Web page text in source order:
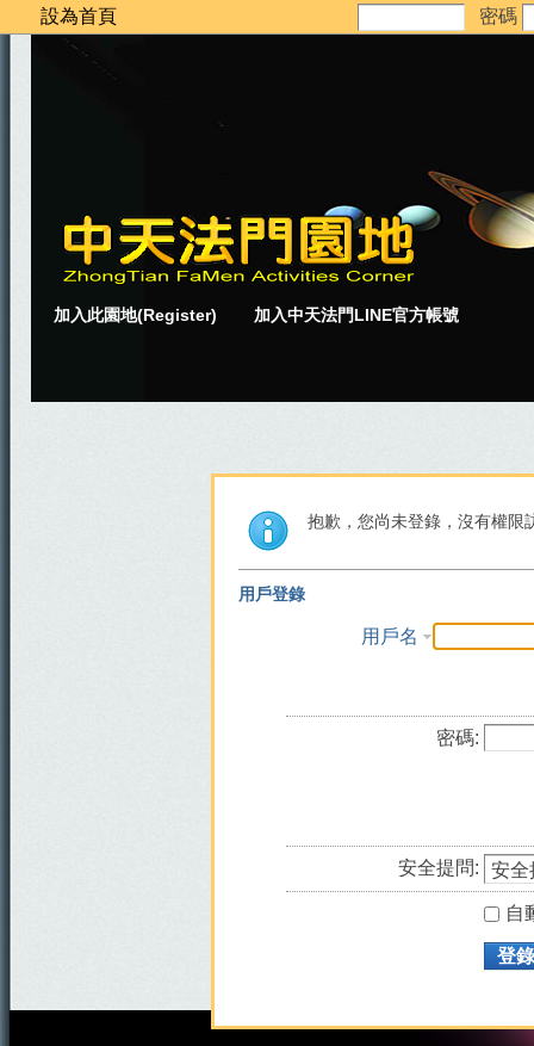
設為首頁 密碼
加入此園地(Register) 加入中天法門LINE官方帳號
抱歉，您尚未登錄，沒有權限
用戶登錄
用戶名
密碼:
安全提問:
自
登錄